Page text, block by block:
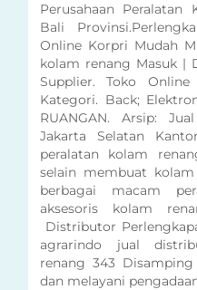
Perusahaan Peralatan
Bali
Online Korpri Mudah
kolam renang Masuk |
Supplier. Toko Online
Kategori. Back;
RUANGAN. Arsip:
Jakarta Selatan
peralatan kolam
selain membuat
berbagai macam
aksesoris kolam
Distributor
agrarindo jual
renang 343
dan melayani